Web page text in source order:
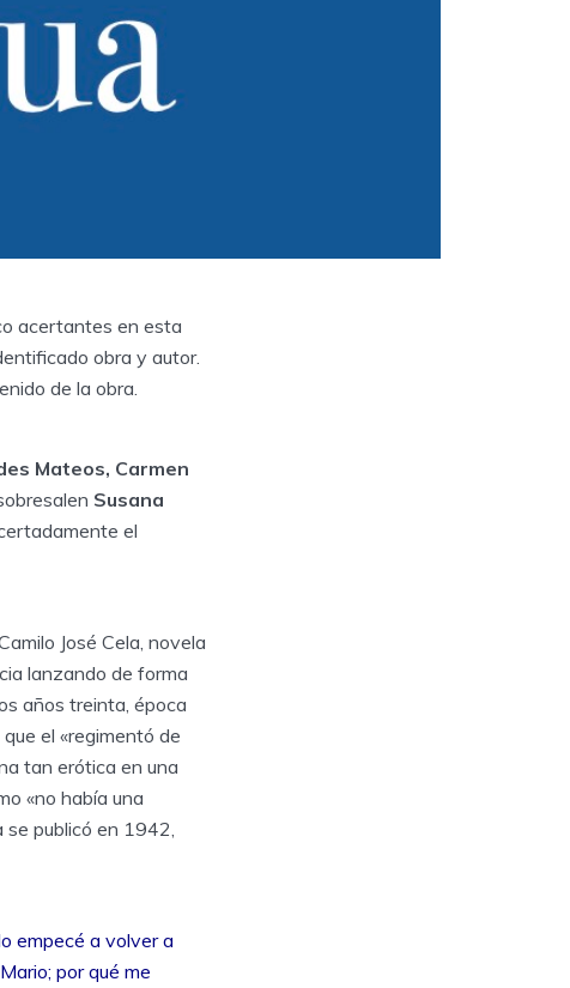
acertantes en esta
obra y autor.
de la obra.
Mateos, Carmen
Susana
el
José Cela, novela
lanzando de forma
años treinta, época
el «regimentó de
tan erótica en una
«no había una
se publicó en 1942,
empecé a volver a
por qué me